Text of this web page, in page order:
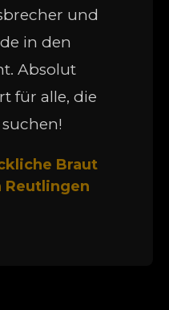
und
in den
Absolut
für alle, die
Braut
Reutlingen